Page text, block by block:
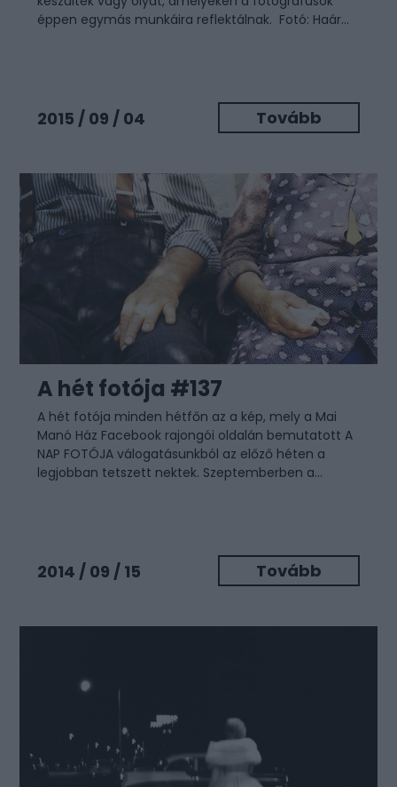
éppen egymás munkáira reflektálnak. Fotó: Haár...
2015 / 09 / 04 Tovább
A hét fotója #137
A hét fotója minden hétfőn az a kép, mely a Mai
Manó Ház Facebook rajongói oldalán bemutatott A
NAP FOTÓJA válogatásunkból az előző héten a
legjobban tetszett nektek. Szeptemberben a...
2014 / 09 / 15 Tovább